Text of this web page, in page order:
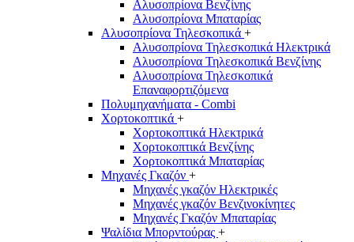
Αλυσοπρίονα Βενζίνης
Αλυσοπρίονα Μπαταρίας
Αλυσοπρίονα Τηλεσκοπικά +
Αλυσοπρίονα Τηλεσκοπικά Ηλεκτρικά
Αλυσοπρίονα Τηλεσκοπικά Βενζίνης
Αλυσοπρίονα Τηλεσκοπικά
Επαναφορτιζόμενα
Πολυμηχανήματα - Combi
Χορτοκοπτικά +
Χορτοκοπτικά Ηλεκτρικά
Χορτοκοπτικά Βενζίνης
Χορτοκοπτικά Μπαταρίας
Μηχανές Γκαζόν +
Μηχανές γκαζόν Ηλεκτρικές
Μηχανές γκαζόν Βενζινοκίνητες
Μηχανές Γκαζόν Μπαταρίας
Ψαλίδια Μπορντούρας +